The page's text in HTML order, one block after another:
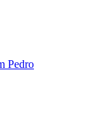
Pedro